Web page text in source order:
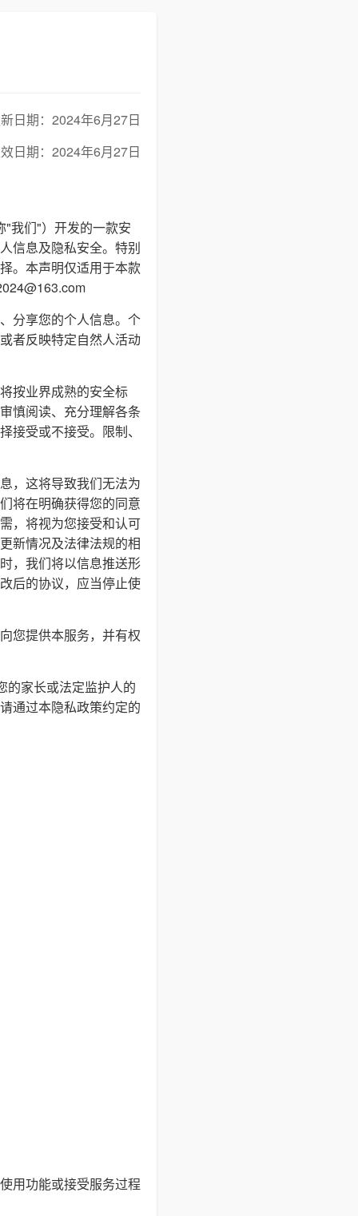
日期：2024年6月27日
日期：2024年6月27日
我们"）开发的一款安
信息及隐私安全。特别
。本声明仅适用于本款
分享您的个人信息。个
者反映特定自然人活动
按业界成熟的安全标
慎阅读、充分理解各条
受或不接受。限制、
，这将导致我们无法为
将在明确获得您的同意
，将视为您接受和认可
新情况及法律法规的相
，我们将以信息推送形
后的协议，应当停止使
您提供本服务，并有权
的家长或法定监护人的
通过本隐私政策约定的
用功能或接受服务过程